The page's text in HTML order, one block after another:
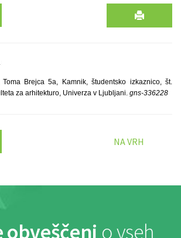
Toma Brejca 5a, Kamnik, študentsko izkaznico, št.
za arhitekturo, Univerza v Ljubljani. gns-336228
NA VRH
obveščeni o vseh